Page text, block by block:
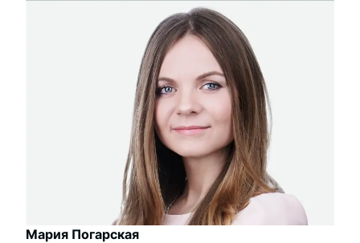
Мария Погарская